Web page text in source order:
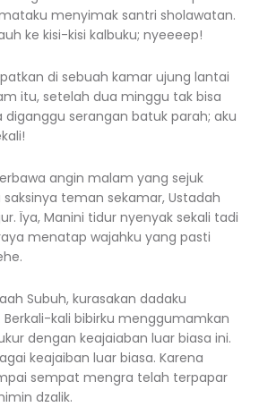
menyimak santri sholawatan.
ke kisi-kisi kalbuku; nyeeeep!
di sebuah kamar ujung lantai
itu, setelah dua minggu tak bisa
diganggu serangan batuk parah; aku
angin malam yang sejuk
saksinya teman sekamar, Ustadah
Ïya, Manini tidur nyenyak sekali tadi
menatap wajahku yang pasti
Subuh, kurasakan dadaku
kali bibirku menggumamkan
dengan keajaiaban luar biasa ini.
keajaiban luar biasa. Karena
sempat mengra telah terpapar
dzalik.